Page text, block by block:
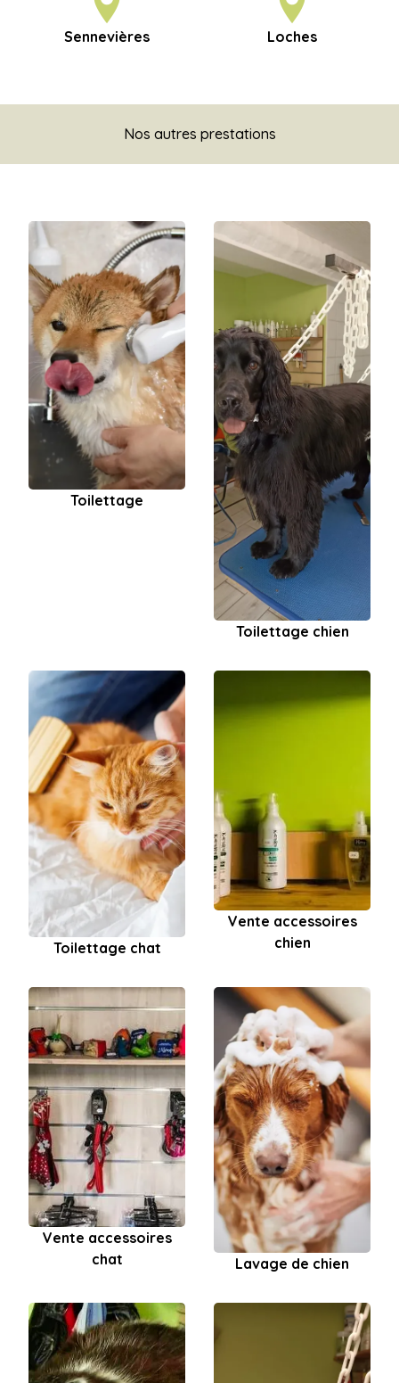
Sennevières Loches
Nos autres prestations
Toilettage
Toilettage chien
Toilettage chat
Vente accessoires
chien
Vente accessoires
chat
Lavage de chien